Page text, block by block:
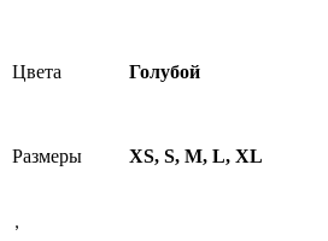
Цвета Голубой
Размеры XS, S, M, L, XL
,